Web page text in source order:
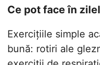
Ce pot face în
Exercițiile simple
bună: rotiri ale